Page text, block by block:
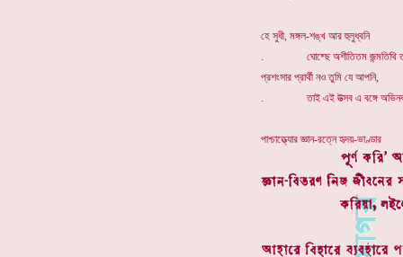
হে সুধী, মঙ্গল-শঙ্খ আর হুলুধ্বনি
. ঘোষ্ছে অশীতিতম জন্মতিথি
প্রশংসার প্রার্থী নও তুমি যে আপনি,
. তাই এই উত্সব এ বঙ্গে
পাশ্চাত্ত্যোর জ্ঞান-রত্নে হৃদয়-ভাণ্ডার